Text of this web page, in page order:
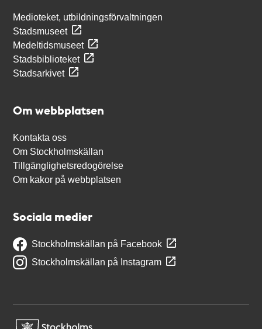
Medioteket, utbildningsförvaltningen
Stadsmuseet
Medeltidsmuseet
Stadsbiblioteket
Stadsarkivet
Om webbplatsen
Kontakta oss
Om Stockholmskällan
Tillgänglighetsredogörelse
Om kakor på webbplatsen
Sociala medier
Stockholmskällan på Facebook
Stockholmskällan på Instagram